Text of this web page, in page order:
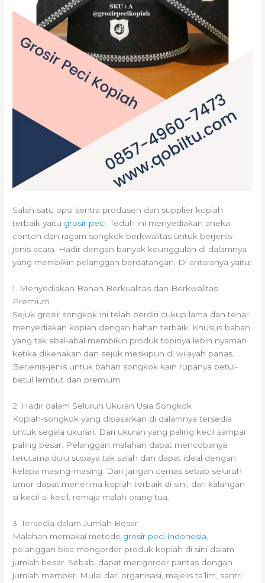
Salah satu opsi sentra produsen dan supplier kopiah
terbaik yaitu grosir peci. Teduh ini menyediakan aneka
contoh dan ragam songkok berkwalitas untuk berjenis-
jenis acara. Hadir dengan banyak keunggulan di dalamnya
yang membikin pelanggan berdatangan. Di antaranya yaitu:
1. Menyediakan Bahan Berkualitas dan Berkwalitas
Premium
Sejuk grosir songkok ini telah berdiri cukup lama dan tenar
menyediakan kopiah dengan bahan terbaik. Khusus bahan
yang tak abal-abal membikin produk topinya lebih nyaman
ketika dikenakan dan sejuk meskipun di wilayah panas.
Berjenis-jenis untuk bahan songkok kain rupanya betul-
betul lembut dan premium.
2. Hadir dalam Seluruh Ukuran Usia Songkok
Kopiah-songkok yang dipasarkan di dalamnya tersedia
untuk segala ukuran. Dari ukuran yang paling kecil sampai
paling besar. Pelanggan malahan dapat mencobanya
terutama dulu supaya tak salah dan dapat ideal dengan
kelapa masing-masing. Dan jangan cemas sebab seluruh
umur dapat menerima kopiah terbaik di sini, dari kalangan
si kecil-si kecil, remaja malah orang tua.
3. Tersedia dalam Jumlah Besar
Malahan memakai metode grosir peci indonesia
pelanggan bisa mengorder produk kopiah di sini dalam
jumlah besar. Sebab, dapat mengorder pantas dengan
jumlah member. Mulai dari organisasi, majelis ta’lim, santri